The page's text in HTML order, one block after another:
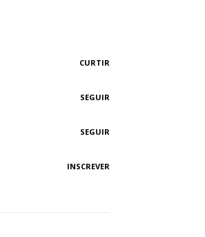
CURTIR
SEGUIR
SEGUIR
INSCREVER